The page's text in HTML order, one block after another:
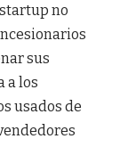
no
sus
a los
usados ​​de